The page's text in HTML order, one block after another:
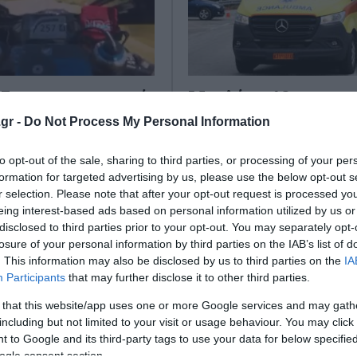
- Do Not Process My Personal Information
opt-out of the sale, sharing to third parties, or processing of your
for targeted advertising by us, please use the below opt-out
selection. Please note that after your opt-out request is processed
interest-based ads based on personal information utilized by us
to third parties prior to your opt-out. You may separately
of your personal information by third parties on the IAB’s list of
This information may also be disclosed by us to third parties on the
Participants that may further disclose it to other third parties.
that this website/app uses one or more Google services and may
but not limited to your visit or usage behaviour. You may
to Google and its third-party tags to use your data for below
με μηχανή
με 240 χλμ/ώρα –
media
της Ειδικής Ομάδας
και
Δικτύων της Ο.Ε.Π.Τ.Α.
37χρονο ημεδαπό, ο
σε βίντεο...
Μυτιλήνη: 16χρονος
δίπλωμα παρέσυρε με
Τραυματίστηκαν και
Ατύχημα σημειώθηκε το
Σαββάτου (18/4) στο λιμάνι
Μυτιλήνης, επί της οδού
Συγκεκριμένα μηχανή με
16χρονο π...
18 Απριλίου 2026